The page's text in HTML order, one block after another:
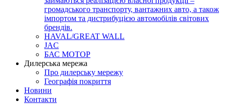
громадського транспорту, вантажних авто, а також
імпортом та дистрибуцією автомобілів світових
брендів.
HAVAL/GREAT WALL
JAC
БАС МОТОР
Дилерська мережа
Про дилерську мережу
Географія покриття
Новини
Контакти